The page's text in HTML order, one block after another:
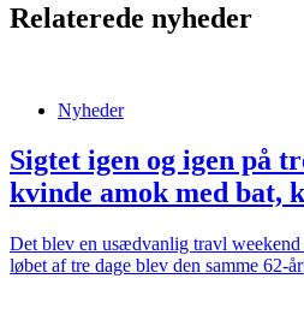
Relaterede nyheder
Nyheder
Sigtet igen og igen på
kvinde amok med bat,
Det blev en usædvanlig travl
løbet af tre dage blev den samme 62-